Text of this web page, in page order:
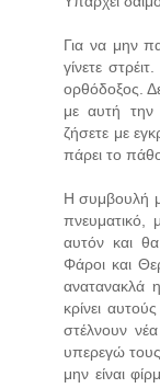
Για να μην
γίνετε
ορθόδοξος.
με αυτή την
ζήσετε με
πάρει το
Η συμβουλή
πνευματικό,
αυτόν και
Φάροι και
ανατανακλά
κρίνει
στέλνουν
υπερεγώ
μην είναι